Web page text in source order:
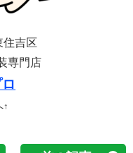
住吉区
専門店
↑